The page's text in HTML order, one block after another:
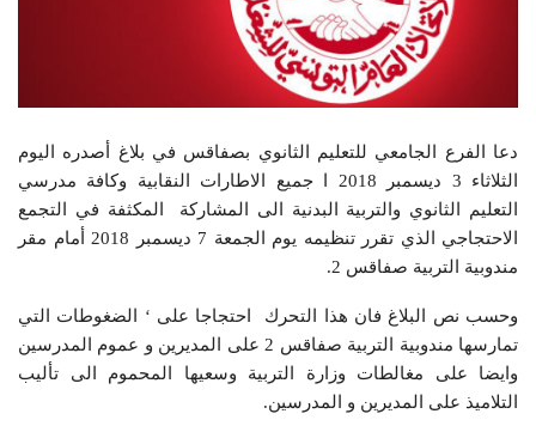
دعا الفرع الجامعي للتعليم الثانوي بصفاقس في بلاغ أصدره اليوم
الثلاثاء 3 ديسمبر 2018 ا جميع الاطارات النقابية وكافة مدرسي
التعليم الثانوي والتربية البدنية الى المشاركة المكثفة في التجمع
الاحتجاجي الذي تقرر تنظيمه يوم الجمعة 7 ديسمبر 2018 أمام مقر
مندوبية التربية صفاقس 2.
وحسب نص البلاغ فان هذا التحرك احتجاجا على ‘ الضغوطات التي
تمارسها مندوبية التربية صفاقس 2 على المديرين و عموم المدرسين
وايضا على مغالطات وزارة التربية وسعيها المحموم الى تأليب
التلاميذ على المديرين و المدرسين.